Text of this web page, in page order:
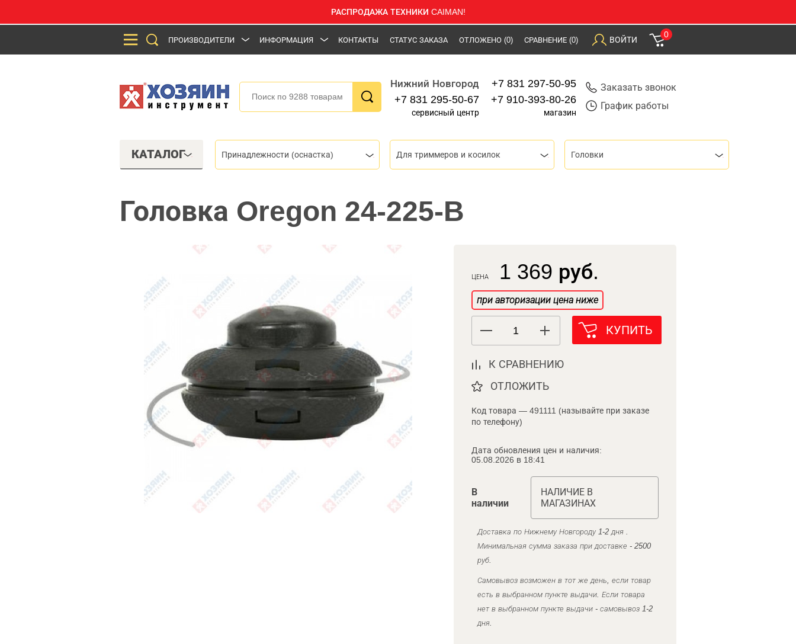
РАСПРОДАЖА ТЕХНИКИ CAIMAN!
ПРОИЗВОДИТЕЛИ ИНФОРМАЦИЯ КОНТАКТЫ СТАТУС ЗАКАЗА ОТЛОЖЕНО (0) СРАВНЕНИЕ (0) ВОЙТИ
0
Нижний Новгород
+7 831 295-50-67
сервисный центр
+7 831 297-50-95
+7 910-393-80-26
магазин
Заказать звонок
График работы
КАТАЛОГ Принадлежности (оснастка) Для триммеров и косилок Головки
Головка Oregon 24-225-B
ЦЕНА 1 369 руб.
при авторизации цена ниже
КУПИТЬ
К СРАВНЕНИЮ
ОТЛОЖИТЬ
Код товара — 491111 (называйте при заказе
по телефону)
Дата обновления цен и наличия:
05.08.2026 в 18:41
В
наличии
НАЛИЧИЕ В
МАГАЗИНАХ
Доставка по Нижнему Новгороду 1-2 дня .
Минимальная сумма заказа при доставке - 2500
руб.
Самовывоз возможен в тот же день, если товар
есть в выбранном пункте выдачи. Если товара
нет в выбранном пункте выдачи - самовывоз 1-2
дня.